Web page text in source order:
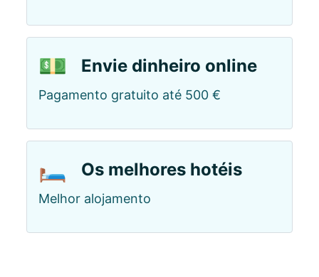
💵 Envie dinheiro online
Pagamento gratuito até 500 €
🛏️ Os melhores hotéis
Melhor alojamento